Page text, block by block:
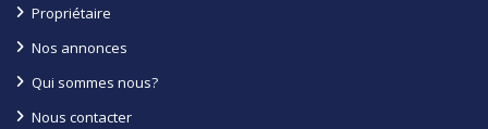
Propriétaire
Nos annonces
Qui sommes nous?
Nous contacter